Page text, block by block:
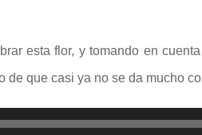
esta flor, y tomando en
de que casi ya no se da mucho